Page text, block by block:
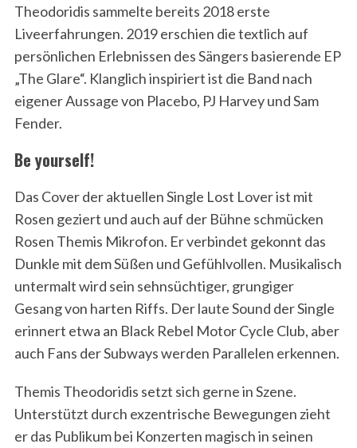
Theodoridis sammelte bereits 2018 erste
Liveerfahrungen. 2019 erschien die textlich auf
persönlichen Erlebnissen des Sängers basierende EP
„The Glare“. Klanglich inspiriert ist die Band nach
eigener Aussage von Placebo, PJ Harvey und Sam
Fender.
Be yourself!
Das Cover der aktuellen Single Lost Lover ist mit
Rosen geziert und auch auf der Bühne schmücken
Rosen Themis Mikrofon. Er verbindet gekonnt das
Dunkle mit dem Süßen und Gefühlvollen. Musikalisch
untermalt wird sein sehnsüchtiger, grungiger
Gesang von harten Riffs. Der laute Sound der Single
erinnert etwa an Black Rebel Motor Cycle Club, aber
auch Fans der Subways werden Parallelen erkennen.
Themis Theodoridis setzt sich gerne in Szene.
Unterstützt durch exzentrische Bewegungen zieht
er das Publikum bei Konzerten magisch in seinen